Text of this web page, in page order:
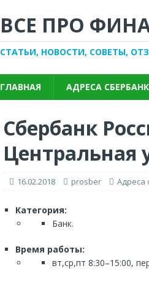
ВСЕ ПРО
СТАТЬИ, НОВОСТИ, СОВЕТЫ,
ГЛАВНАЯ АДРЕСА
Сбербанк
Центральная
16.02.2018 prosber Адреса
Категория:
Банк.
Время работы:
вт,ср,пт 8:30–15:00,